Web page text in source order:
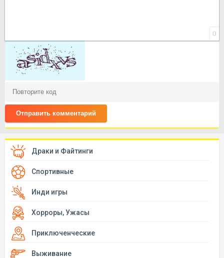
0
Отправить комментарий
Драки и Файтинги
Спортивные
Инди игры
Хорроры, Ужасы
Приключенческие
Выживание